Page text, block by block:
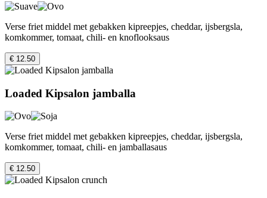
Verse friet middel met gebakken kipreepjes, cheddar, ijsbergsla,
komkommer, tomaat, chili- en knoflooksaus
€ 12.50
Loaded Kipsalon jamballa
Verse friet middel met gebakken kipreepjes, cheddar, ijsbergsla,
komkommer, tomaat, chili- en jamballasaus
€ 12.50